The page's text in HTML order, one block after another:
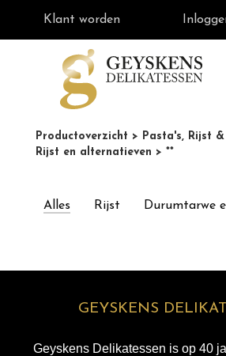
Klant worden
Productoverzicht > Pasta's, Rijst
Rijst en alternatieven > **
Alles Rijst Durumtarwe
GEYSKENS
Geyskens Delikatessen is op 40